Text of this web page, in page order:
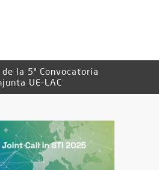
la 5ª Convocatoria
UE-LAC